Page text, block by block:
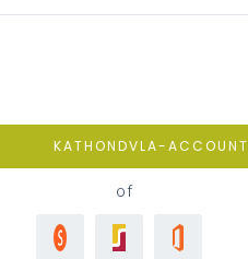
KATHONDVLA-ACCOUNT
of